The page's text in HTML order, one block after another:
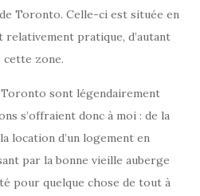
Toronto. Celle-ci est située en
pratique, d’autant
zone.
Toronto sont légendairement
s’offraient donc à moi : de la
location d’un logement en
par la bonne vieille auberge
pour quelque chose de tout à